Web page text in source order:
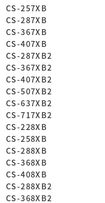
CS-257XB
CS-287XB
CS-367XB
CS-407XB
CS-287XB2
CS-367XB2
CS-407XB2
CS-507XB2
CS-637XB2
CS-717XB2
CS-228XB
CS-258XB
CS-288XB
CS-368XB
CS-408XB
CS-288XB2
CS-368XB2